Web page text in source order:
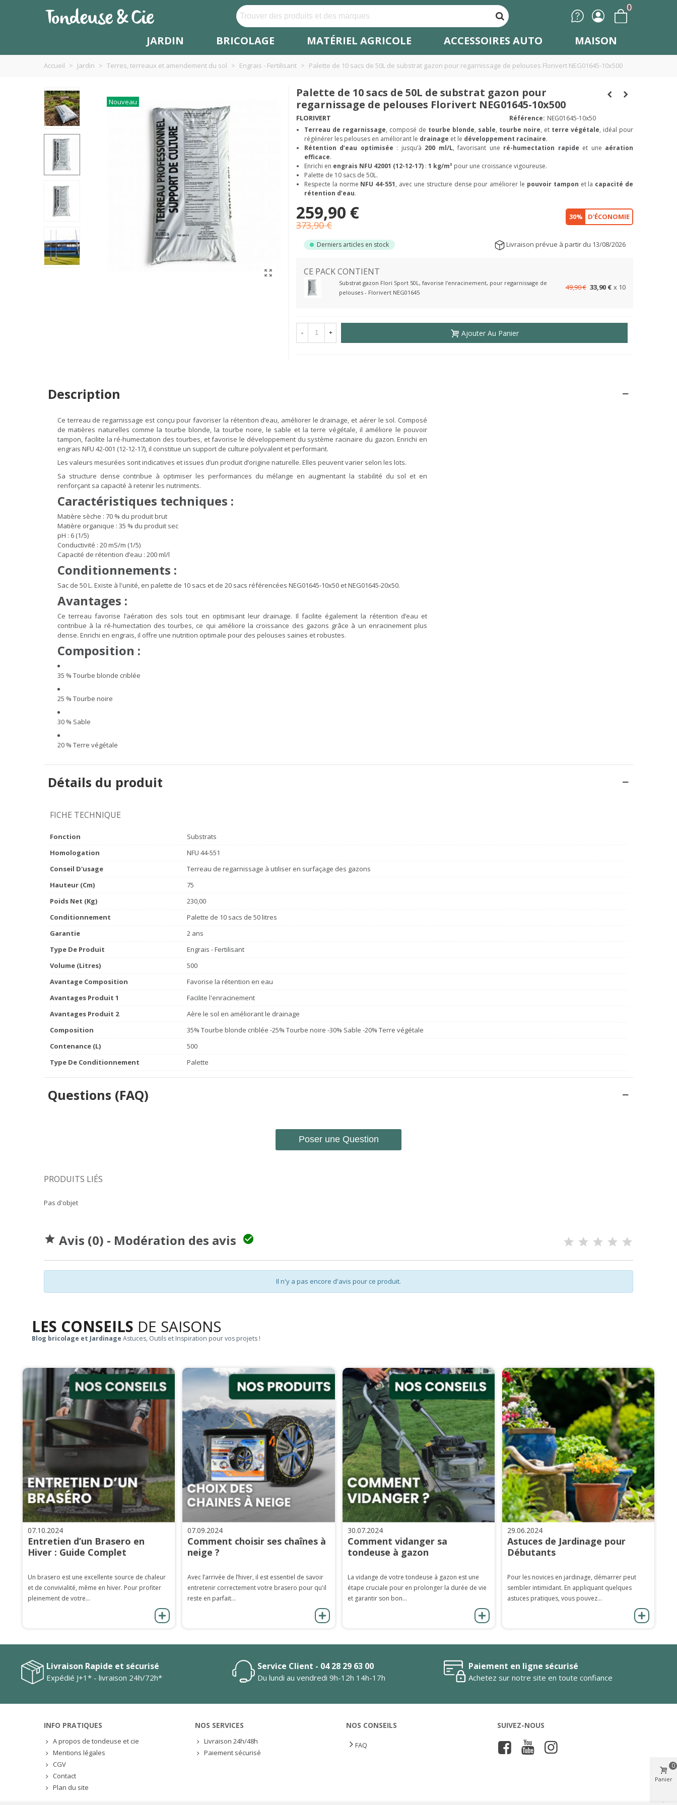
0
JARDIN BRICOLAGE MATÉRIEL AGRICOLE ACCESSOIRES AUTO MAISON
Accueil > Jardin > Terres, terreaux et amendement du sol > Engrais - Fertilisant > Palette de 10 sacs de 50L de substrat gazon pour regarnissage de pelouses Florivert NEG01645-10x500
Nouveau
Palette de 10 sacs de 50L de substrat gazon pour
regarnissage de pelouses Florivert NEG01645-10x500
FLORIVERT Référence: NEG01645-10x50
Terreau de regarnissage, composé de tourbe blonde, sable, tourbe noire, et terre végétale, idéal pour
régénérer les pelouses en améliorant le drainage et le développement racinaire.
Rétention d’eau optimisée : jusqu’à 200 ml/L, favorisant une ré-humectation rapide et une aération
efficace.
Enrichi en engrais NFU 42001 (12-12-17) : 1 kg/m³ pour une croissance vigoureuse.
Palette de 10 sacs de 50L.
Respecte la norme NFU 44-551, avec une structure dense pour améliorer le pouvoir tampon et la capacité de
rétention d’eau.
259,90 €
373,90 €
30% D'ÉCONOMIE
Derniers articles en stock Livraison prévue à partir du 13/08/2026
CE PACK CONTIENT
Substrat gazon Flori Sport 50L, favorise l'enracinement, pour regarnissage de
pelouses - Florivert NEG01645
49,90 € 33,90 € x 10
- + Ajouter Au Panier
Description
Ce terreau de regarnissage est conçu pour favoriser la rétention d’eau, améliorer le drainage, et aérer le sol. Composé
de matières naturelles comme la tourbe blonde, la tourbe noire, le sable et la terre végétale, il améliore le pouvoir
tampon, facilite la ré-humectation des tourbes, et favorise le développement du système racinaire du gazon. Enrichi en
engrais NFU 42-001 (12-12-17), il constitue un support de culture polyvalent et performant.
Les valeurs mesurées sont indicatives et issues d’un produit d’origine naturelle. Elles peuvent varier selon les lots.
Sa structure dense contribue à optimiser les performances du mélange en augmentant la stabilité du sol et en
renforçant sa capacité à retenir les nutriments.
Caractéristiques techniques :
Matière sèche : 70 % du produit brut
Matière organique : 35 % du produit sec
pH : 6 (1/5)
Conductivité : 20 mS/m (1/5)
Capacité de rétention d’eau : 200 ml/l
Conditionnements :
Sac de 50 L. Existe à l'unité, en palette de 10 sacs et de 20 sacs référencées NEG01645-10x50 et NEG01645-20x50.
Avantages :
Ce terreau favorise l’aération des sols tout en optimisant leur drainage. Il facilite également la rétention d’eau et
contribue à la ré-humectation des tourbes, ce qui améliore la croissance des gazons grâce à un enracinement plus
dense. Enrichi en engrais, il offre une nutrition optimale pour des pelouses saines et robustes.
Composition :
35 % Tourbe blonde criblée
25 % Tourbe noire
30 % Sable
20 % Terre végétale
Détails du produit
FICHE TECHNIQUE
Fonction
Substrats
Homologation
NFU 44-551
Conseil D'usage
Terreau de regarnissage à utiliser en surfaçage des gazons
Hauteur (cm)
75
Poids Net (Kg)
230,00
Conditionnement
Palette de 10 sacs de 50 litres
Garantie
2 ans
Type De Produit
Engrais - Fertilisant
Volume (litres)
500
Avantage Composition
Favorise la rétention en eau
Avantages Produit 1
Facilite l'enracinement
Avantages Produit 2
Aère le sol en améliorant le drainage
Composition
35% Tourbe blonde criblée -25% Tourbe noire -30% Sable -20% Terre végétale
Contenance (L)
500
Type De Conditionnement
Palette
Questions (FAQ)
Poser une Question
PRODUITS LIÉS
Pas d'objet
 Avis (0) - Modération des avis 
Il n'y a pas encore d'avis pour ce produit.
LES CONSEILS DE SAISONS
Blog bricolage et Jardinage Astuces, Outils et Inspiration pour vos projets !
07.10.2024
Entretien d’un Brasero en
Hiver : Guide Complet
Un brasero est une excellente source de chaleur
et de convivialité, même en hiver. Pour profiter
pleinement de votre...
07.09.2024
Comment choisir ses chaînes à
neige ?
Avec l’arrivée de l’hiver, il est essentiel de savoir
entretenir correctement votre brasero pour qu'il
reste en parfait...
30.07.2024
Comment vidanger sa
tondeuse à gazon
La vidange de votre tondeuse à gazon est une
étape cruciale pour en prolonger la durée de vie
et garantir son bon...
29.06.2024
Astuces de Jardinage pour
Débutants
Pour les novices en jardinage, démarrer peut
sembler intimidant. En appliquant quelques
astuces pratiques, vous pouvez...
Livraison Rapide et sécurisé
Expédié J+1* - livraison 24h/72h*
Service Client - 04 28 29 63 00
Du lundi au vendredi 9h-12h 14h-17h
Paiement en ligne sécurisé
Achetez sur notre site en toute confiance
INFO PRATIQUES
A propos de tondeuse et cie
Mentions légales
CGV
Contact
Plan du site
NOS SERVICES
Livraison 24h/48h
Paiement sécurisé
NOS CONSEILS
FAQ
SUIVEZ-NOUS
Panier
0